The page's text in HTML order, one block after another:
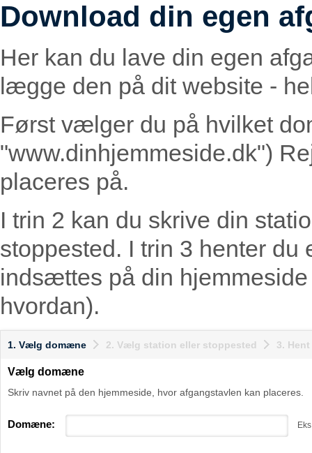
Download din egen
Her kan du lave din egen
lægge den på dit website -
Først vælger du på hvilket
"www.dinhjemmeside.dk")
placeres på.
I trin 2 kan du skrive din
stoppested. I trin 3 henter du
indsættes på din
hvordan).
1. Vælg domæne 2. Vælg station eller stoppested 3.
Vælg domæne
Skriv navnet på den hjemmeside, hvor afgangstavlen kan placeres.
Domæne: